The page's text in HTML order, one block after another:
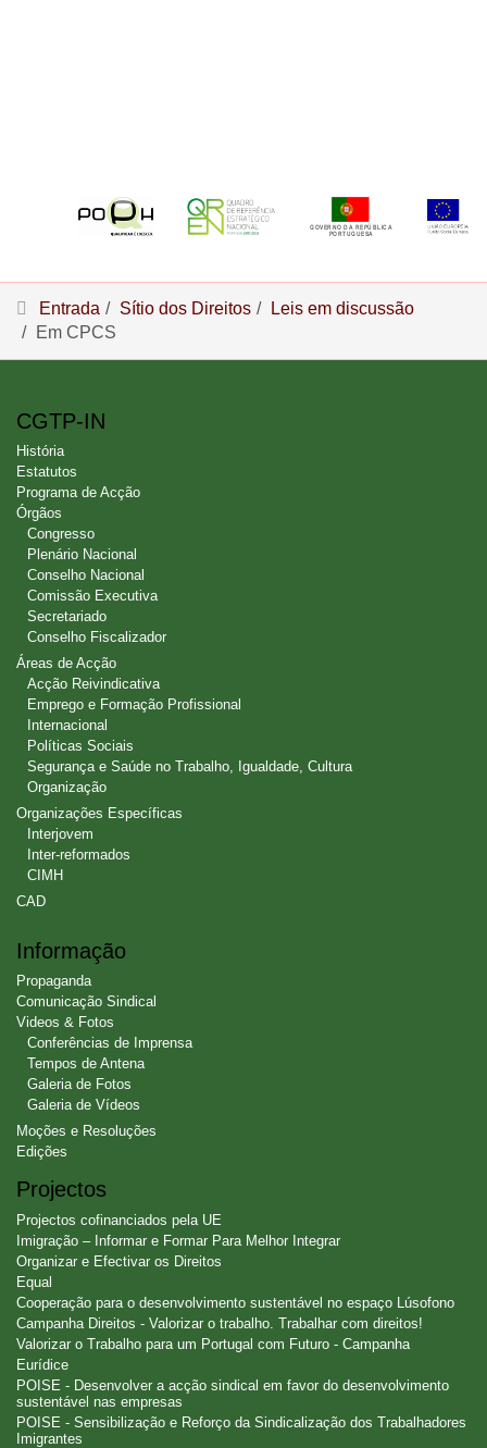
Entrada Sítio dos Direitos
Leis em discussão
Em CPCS
CGTP-IN
História
Estatutos
Programa de Acção
Órgãos
Congresso
Plenário Nacional
Conselho Nacional
Comissão Executiva
Secretariado
Conselho Fiscalizador
Áreas de Acção
Acção Reivindicativa
Emprego e Formação Profissional
Internacional
Políticas Sociais
Segurança e Saúde no Trabalho, Igualdade, Cultura
Organização
Organizações Específicas
Interjovem
Inter-reformados
CIMH
CAD
Informação
Propaganda
Comunicação Sindical
Videos & Fotos
Conferências de Imprensa
Tempos de Antena
Galeria de Fotos
Galeria de Vídeos
Moções e Resoluções
Edições
Projectos
Projectos cofinanciados pela UE
Imigração – Informar e Formar Para Melhor Integrar
Organizar e Efectivar os Direitos
Equal
Cooperação para o desenvolvimento sustentável no espaço Lúsofono
Campanha Direitos - Valorizar o trabalho. Trabalhar com direitos!
Valorizar o Trabalho para um Portugal com Futuro - Campanha
Eurídice
POISE - Desenvolver a acção sindical em favor do desenvolvimento
sustentável nas empresas
POISE - Sensibilização e Reforço da Sindicalização dos Trabalhadores
Imigrantes